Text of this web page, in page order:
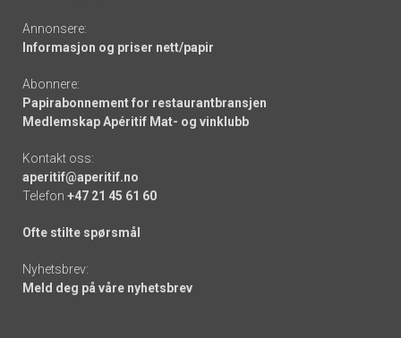
Annonsere:
Informasjon og priser nett/papir
Abonnere:
Papirabonnement for restaurantbransjen
Medlemskap Apéritif Mat- og vinklubb
Kontakt oss:
aperitif@aperitif.no
Telefon +47 21 45 61 60
Ofte stilte spørsmål
Nyhetsbrev:
Meld deg på våre nyhetsbrev